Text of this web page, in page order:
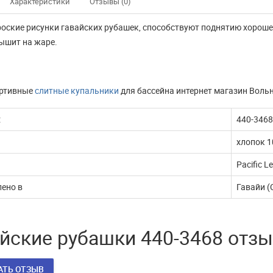
не доступны
рисунки гавайских рубашек, способствуют поднятию
на жаре.
слитные купальники для бассейна интернет магазин
440-3468
хлопок
Pacific
в
Гавайи
рубашки 440-3468
ОТЗЫВ